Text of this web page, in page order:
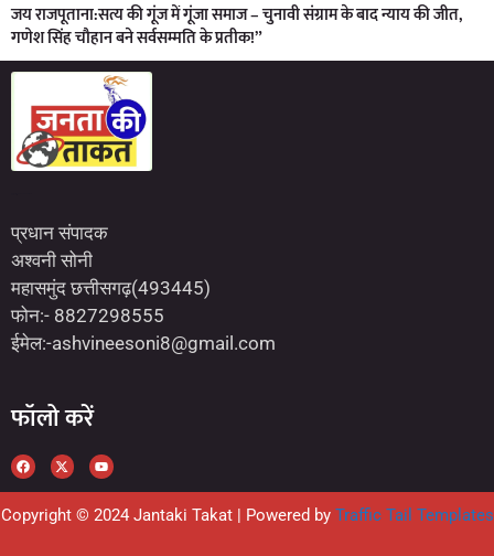
जय राजपूताना:सत्य की गूंज में गूंजा समाज – चुनावी संग्राम के बाद न्याय की जीत,
गणेश सिंह चौहान बने सर्वसम्मति के प्रतीक!”
प्रधान संपादक
अश्वनी सोनी
महासमुंद छत्तीसगढ़(493445)
फोन:- 8827298555
ईमेल:-ashvineesoni8@gmail.com
फॉलो करें
Copyright © 2024 Jantaki Takat | Powered by Traffic Tail Templates